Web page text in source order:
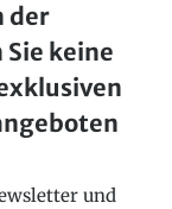
der
keine
und